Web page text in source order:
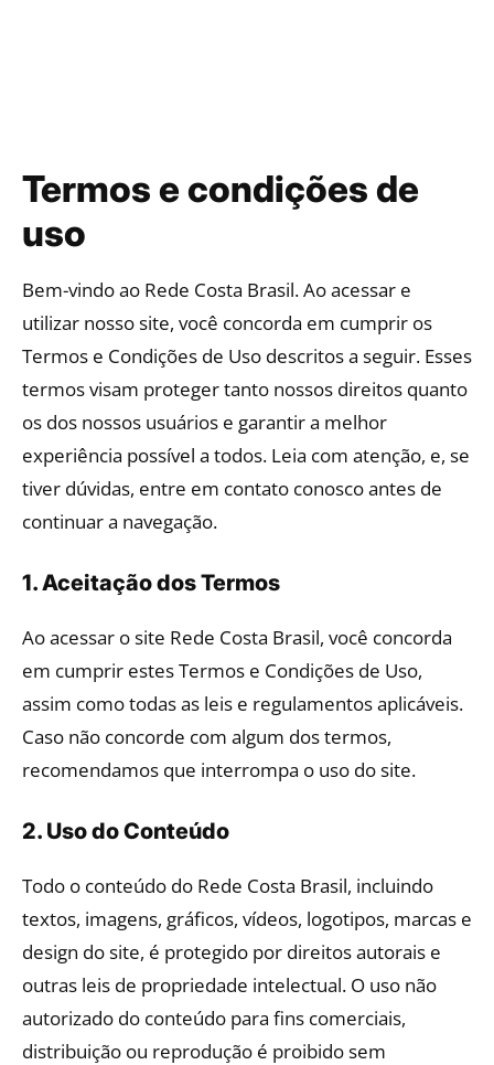
Termos e condições de
uso
Bem-vindo ao Rede Costa Brasil. Ao acessar e
utilizar nosso site, você concorda em cumprir os
Termos e Condições de Uso descritos a seguir. Esses
termos visam proteger tanto nossos direitos quanto
os dos nossos usuários e garantir a melhor
experiência possível a todos. Leia com atenção, e, se
tiver dúvidas, entre em contato conosco antes de
continuar a navegação.
1. Aceitação dos Termos
Ao acessar o site Rede Costa Brasil, você concorda
em cumprir estes Termos e Condições de Uso,
assim como todas as leis e regulamentos aplicáveis.
Caso não concorde com algum dos termos,
recomendamos que interrompa o uso do site.
2. Uso do Conteúdo
Todo o conteúdo do Rede Costa Brasil, incluindo
textos, imagens, gráficos, vídeos, logotipos, marcas e
design do site, é protegido por direitos autorais e
outras leis de propriedade intelectual. O uso não
autorizado do conteúdo para fins comerciais,
distribuição ou reprodução é proibido sem